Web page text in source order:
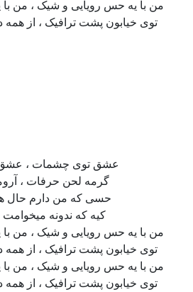
من با یه حس رویایی و شیک ، من با
توی خیابون پشت ترافیک ، از همه
عشق توی چشمات ، عشق
گرمه لحن حرفات ،
حسی که من دارم حال
کیه که ندونه میخوامت
من با یه حس رویایی و شیک ، من با
توی خیابون پشت ترافیک ، از همه
من با یه حس رویایی و شیک ، من با
توی خیابون پشت ترافیک ، از همه